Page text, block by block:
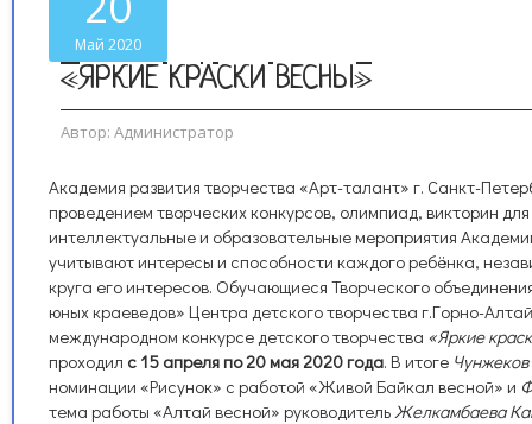
Май 2020
«ЯРКИЕ КРАСКИ ВЕСНЫ»
Автор: Администратор
Академия развития творчества «Арт-талант» г. Санкт-
проведением творческих конкурсов, олимпиад, викторин
интеллектуальные и образовательные мероприятия
учитывают интересы и способности каждого ребёнка,
круга его интересов. Обучающиеся Творческого
юных краеведов» Центра детского творчества г.Горно-
международном конкурсе детского творчества «Яркие
проходил с 15 апреля по 20 мая 2020 года. В итоге
номинации «Рисунок» с работой «Живой Байкал весной» и
тема работы «Алтай весной» руководительЖелкамбаева